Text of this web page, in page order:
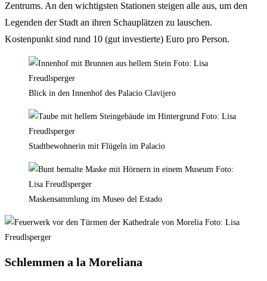
Zentrums. An den wichtigsten Stationen steigen alle aus, um den
Legenden der Stadt an ihren Schauplätzen zu lauschen.
Kostenpunkt sind rund 10 (gut investierte) Euro pro Person.
Blick in den Innenhof des Palacio Clavijero
Stadtbewohnerin mit Flügeln im Palacio
Maskensammlung im Museo del Estado
Schlemmen a la Moreliana